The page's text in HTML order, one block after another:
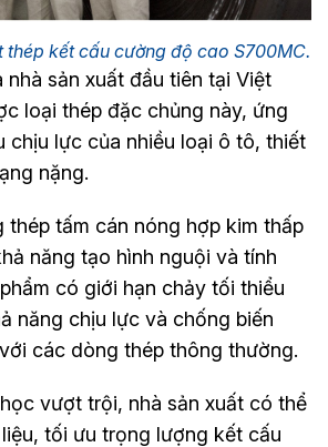
thép kết cấu cường độ cao S700MC.
nhà sản xuất đầu tiên tại Việt
loại thép đặc chủng này, ứng
chịu lực của nhiều loại ô tô, thiết
nặng.
thép tấm cán nóng hợp kim thấp
năng tạo hình nguội và tính
có giới hạn chảy tối thiểu
năng chịu lực và chống biến
các dòng thép thông thường.
vượt trội, nhà sản xuất có thể
tối ưu trọng lượng kết cấu